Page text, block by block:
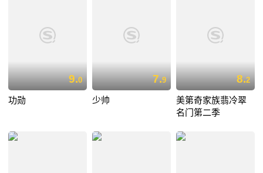
9.0
功勋
7.9
少帅
8.2
美第奇家族翡冷翠
名门第二季